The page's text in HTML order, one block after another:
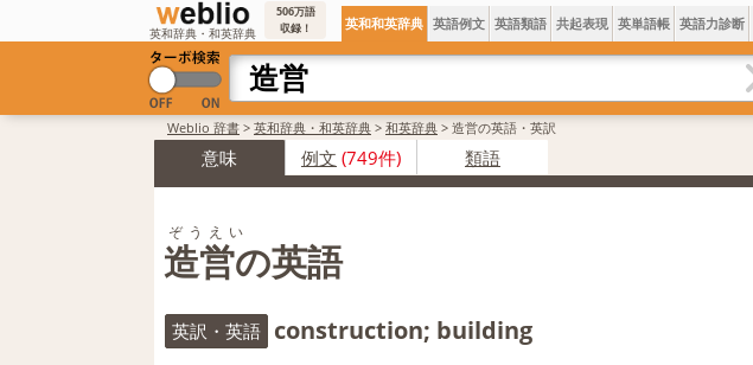
英和辞典・和英辞典
506万語
収録！
英和和英辞典 英語例文 英語類語 共起表現 英単語帳 英語力診断
Weblio 辞書 > 英和辞典・和英辞典 > 和英辞典 > 造営の英語・英訳
意味 例文 (749件) 類語
造営の英語
ぞうえい
英訳・英語 construction; building